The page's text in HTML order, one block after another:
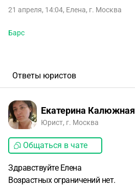
21 апреля, 14:04, Елена, г. Москва
Барс
Ответы юристов
Екатерина Калюжная
Юрист, г. Москва
Общаться в чате
Здравствуйте Елена
Возрастных ограничений нет.